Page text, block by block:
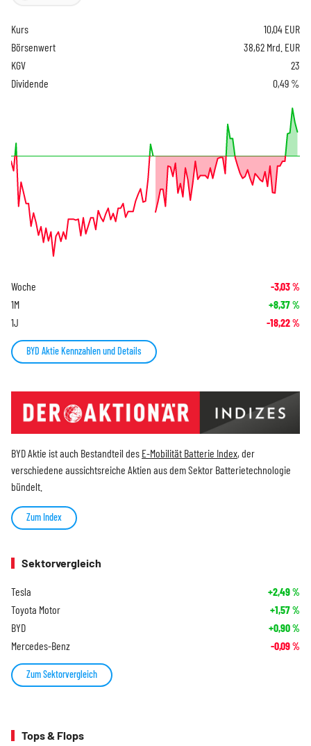
Kurs 10,04 EUR
Börsenwert
38,62 Mrd. EUR
KGV
23
Dividende
0,49 %
Woche -3,03%
1M +8,37%
1J -18,22%
BYD Aktie Kennzahlen und Details
BYD Aktie ist auch Bestandteil des E-Mobilität Batterie Index, der
verschiedene aussichtsreiche Aktien aus dem Sektor Batterietechnologie
bündelt.
Zum Index
Sektorvergleich
Tesla +2,49%
Toyota Motor +1,57%
BYD +0,90%
Mercedes-Benz -0,09%
Zum Sektorvergleich
Tops & Flops